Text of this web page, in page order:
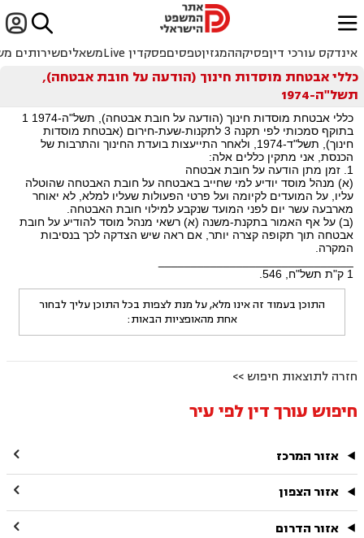

ﱐ
אינדקס עורכי דיןפסיקההמגזיןטפסיםפסקדין Live משאליםשירותים
כללי אבטחת מוסדות חינוך (הודעה על חובת אבטחה),
תשל"ה-1974
כללי אבטחת מוסדות חינוך (הודעה על חובת אבטחה), תשל"ה-1974 1
בתוקף סמכותי לפי תקנה 3 לתקנות-שעת-חירום (אבטחת מוסדות
חינוך), תשל"ד-1974, ולאחר התייעצות בועדת החינוך והתרבות של
הכנסת, אני מתקין כללים אלה:
1. זמן מתן הודעה על חובת אבטחה
(א) מנהל מוסד יודיע למי שחייב באבטחה על חובת האבטחה שהוטלה
עליו, על המועדים לקיומה ועל פרטי הפעולות שעליו למלא, לא יאוחר
מארבעה עשר יום לפני המועד שנקבע למילוי חובת האבטחה.
(ב) על אף האמור בתקנת-משנה (א) רשאי מנהל מוסד להודיע על חובת
אבטחה תוך תקופה קצרה יותר, אם ראה שיש הצדקה לכך בנסיבות
המקרה.
1 ק"ת תשל"ח, 546.
התוכן בעמוד זה אינו מלא, על מנת לצפות בכל התוכן עליך לבחור
אחת מהאופציות הבאות:
חזרה לתוצאות חיפוש >>
חיפוש עורך דין לפי עיר
אזור המרכז 
אזור הצפון 
אזור הדרום 